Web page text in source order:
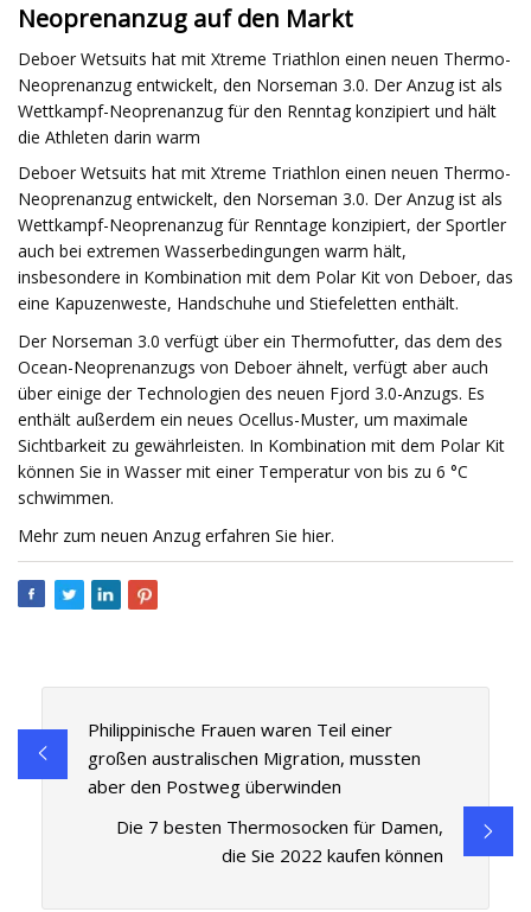
Neoprenanzug auf den Markt
Deboer Wetsuits hat mit Xtreme Triathlon einen neuen Thermo-
Neoprenanzug entwickelt, den Norseman 3.0. Der Anzug ist als
Wettkampf-Neoprenanzug für den Renntag konzipiert und hält
die Athleten darin warm
Deboer Wetsuits hat mit Xtreme Triathlon einen neuen Thermo-
Neoprenanzug entwickelt, den Norseman 3.0. Der Anzug ist als
Wettkampf-Neoprenanzug für Renntage konzipiert, der Sportler
auch bei extremen Wasserbedingungen warm hält,
insbesondere in Kombination mit dem Polar Kit von Deboer, das
eine Kapuzenweste, Handschuhe und Stiefeletten enthält.
Der Norseman 3.0 verfügt über ein Thermofutter, das dem des
Ocean-Neoprenanzugs von Deboer ähnelt, verfügt aber auch
über einige der Technologien des neuen Fjord 3.0-Anzugs. Es
enthält außerdem ein neues Ocellus-Muster, um maximale
Sichtbarkeit zu gewährleisten. In Kombination mit dem Polar Kit
können Sie in Wasser mit einer Temperatur von bis zu 6 °C
schwimmen.
Mehr zum neuen Anzug erfahren Sie hier.
Philippinische Frauen waren Teil einer
großen australischen Migration, mussten
aber den Postweg überwinden
Die 7 besten Thermosocken für Damen,
die Sie 2022 kaufen können